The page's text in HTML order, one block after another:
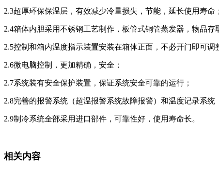
2.3超厚环保保温层，有效减少冷量损失，节能，延长使用寿命；
2.4箱体内胆采用不锈钢工艺制作，板管式铜管蒸发器，物品存
2.5控制和箱内温度指示装置安装在箱体正面，不必开门即可调
2.6微电脑控制，更加精确，安全；
2.7系统装有安全保护装置，保证系统安全可靠的运行；
2.8完善的报警系统（超温报警系统故障报警）和温度记录系统
2.9制冷系统全部采用进口部件，可靠性好，使用寿命长。
相关内容